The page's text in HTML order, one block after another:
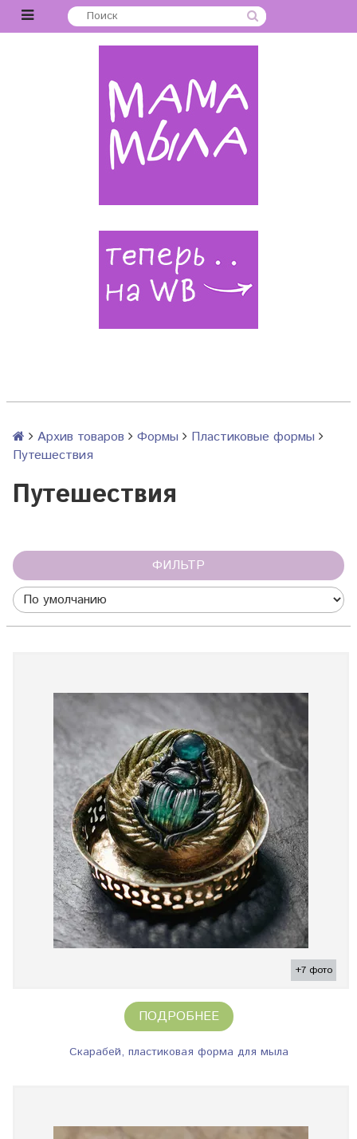
Архив товаров Формы
Пластиковые формы
Путешествия
Путешествия
ФИЛЬТР
+7 фото
ПОДРОБНЕЕ
Скарабей, пластиковая форма для мыла